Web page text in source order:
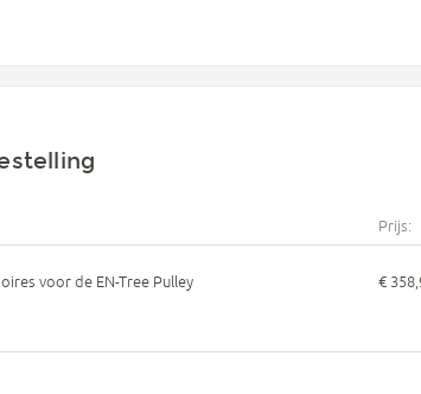
Prijs:
voor de EN-Tree Pulley €